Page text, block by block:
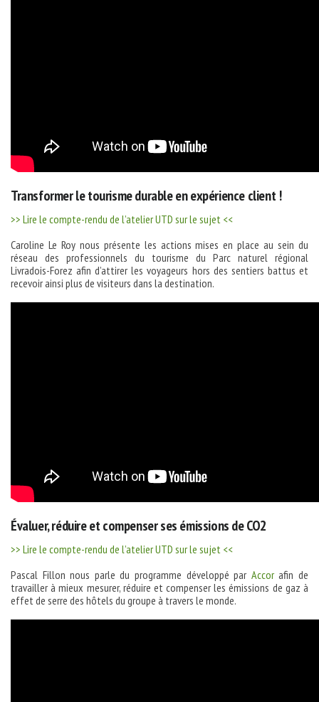
Transformer le tourisme durable en expérience client !
>> Lire le compte-rendu de l’atelier UTD sur le sujet <<
Caroline Le Roy nous présente les actions mises en place au sein du
réseau des professionnels du tourisme du Parc naturel régional
Livradois-Forez afin d’attirer les voyageurs hors des sentiers battus et
recevoir ainsi plus de visiteurs dans la destination.
Évaluer, réduire et compenser ses émissions de CO2
>> Lire le compte-rendu de l’atelier UTD sur le sujet <<
Pascal Fillon nous parle du programme développé par Accorafin de
travailler à mieux mesurer, réduire et compenser les émissions de gaz à
effet de serre des hôtels du groupe à travers le monde.